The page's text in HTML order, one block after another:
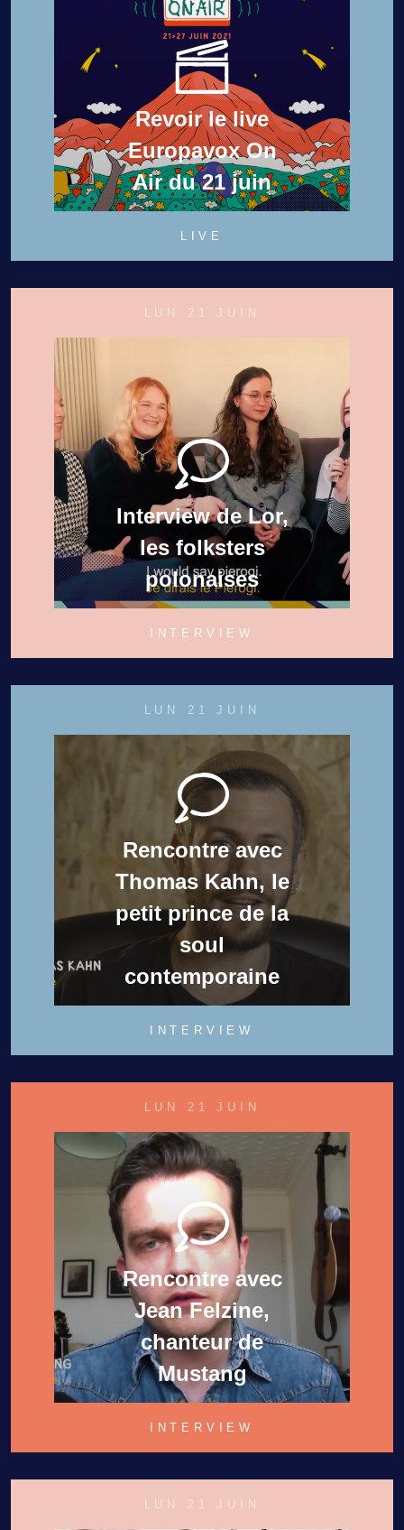
Revoir le live
Europavox On
Air du 21 juin
LIVE
LUN 21 JUIN
Interview de Lor,
les folksters
polonaises
INTERVIEW
LUN 21 JUIN
Rencontre avec
Thomas Kahn, le
petit prince de la
soul
contemporaine
INTERVIEW
LUN 21 JUIN
Rencontre avec
Jean Felzine,
chanteur de
Mustang
INTERVIEW
LUN 21 JUIN